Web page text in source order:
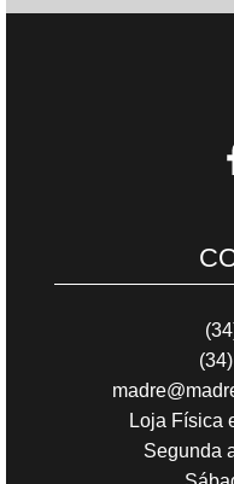
Loja Física
Segunda